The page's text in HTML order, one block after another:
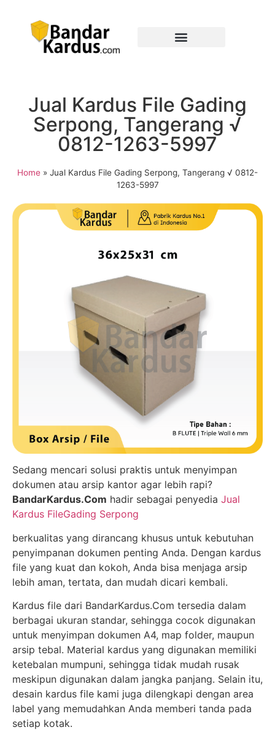
Jual Kardus File Gading
Serpong, Tangerang √
0812-1263-5997
Home » Jual Kardus File Gading Serpong, Tangerang √ 0812-
1263-5997
Sedang mencari solusi praktis untuk menyimpan
dokumen atau arsip kantor agar lebih rapi?
BandarKardus.Com hadir sebagai penyedia Jual
Kardus FileGading Serpong
berkualitas yang dirancang khusus untuk kebutuhan
penyimpanan dokumen penting Anda. Dengan kardus
file yang kuat dan kokoh, Anda bisa menjaga arsip
lebih aman, tertata, dan mudah dicari kembali.
Kardus file dari BandarKardus.Com tersedia dalam
berbagai ukuran standar, sehingga cocok digunakan
untuk menyimpan dokumen A4, map folder, maupun
arsip tebal. Material kardus yang digunakan memiliki
ketebalan mumpuni, sehingga tidak mudah rusak
meskipun digunakan dalam jangka panjang. Selain itu,
desain kardus file kami juga dilengkapi dengan area
label yang memudahkan Anda memberi tanda pada
setiap kotak.